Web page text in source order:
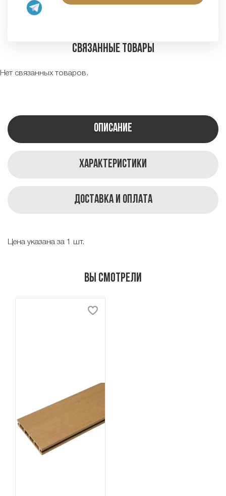
Связанные товары
Нет связанных товаров.
Описание
Характеристики
Доставка и оплата
Цена указана за 1 шт.
Вы смотрели